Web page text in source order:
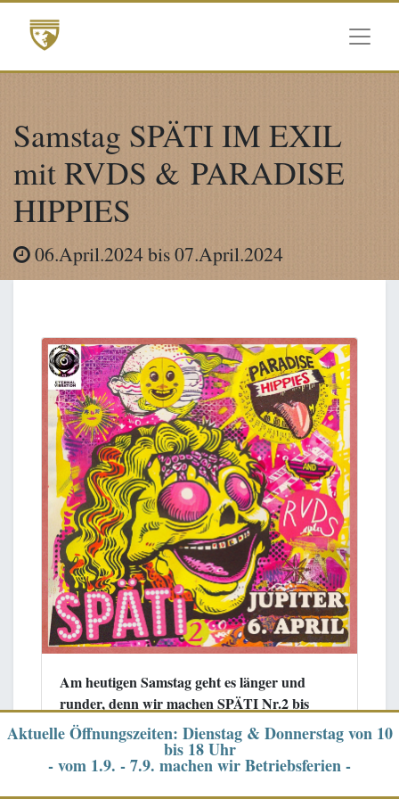
Samstag SPÄTI IM EXIL
mit RVDS & PARADISE
HIPPIES
06.April.2024bis07.April.2024
Am heutigen Samstag geht es länger und
runder, denn wir machen SPÄTI Nr.2 bis
3:00!
Die drolligen Nightlife-Astronauten
Aktuelle Öffnungszeiten: Dienstag & Donnerstag von 10
bis 18 Uhr
- vom 1.9. - 7.9. machen wir Betriebsferien -